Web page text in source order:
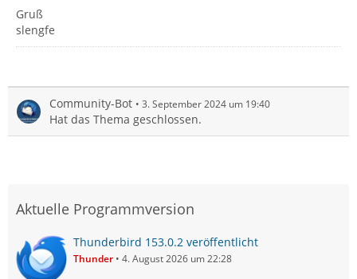
Gruß
slengfe
Community-Bot 3. September 2024 um 19:40
Hat das Thema geschlossen.
Aktuelle Programmversion
Thunderbird 153.0.2 veröffentlicht
Thunder 4. August 2026 um 22:28